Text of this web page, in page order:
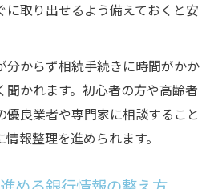
に取り出せるよう備えておくと安
分からず相続手続きに時間がかか
聞かれます。初心者の方や高齢者
優良業者や専門家に相談すること
報整理を進められます。